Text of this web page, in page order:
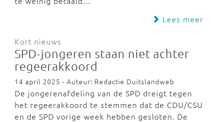
Lees meer
Kort nieuws
SPD-jongeren staan niet achter
regeerakkoord
14 april 2025 - Auteur: Redactie Duitslandweb
De jongerenafdeling van de SPD dreigt tegen
het regeerakkoord te stemmen dat de CDU/CSU
en de SPD vorige week hebben gesloten. De